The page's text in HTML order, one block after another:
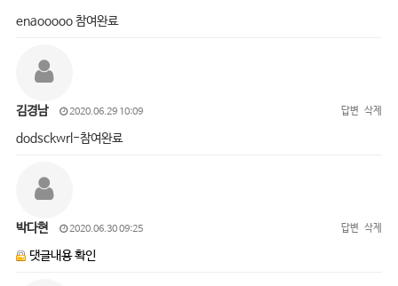
enaooooo 참여완료
김경남 2020.06.29 10:09 답변 삭제
dodsckwrl-참여완료
박다현 2020.06.30 09:25 답변 삭제
댓글내용 확인